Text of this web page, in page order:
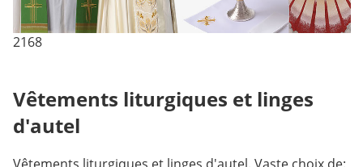
2168
Vêtements liturgiques et linges
d'autel
Vêtements liturgiques et linges d'autel. Vaste choix de: